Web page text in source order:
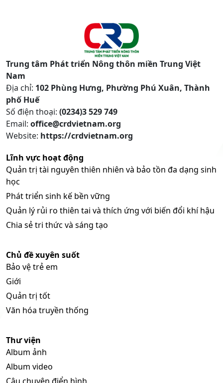
Trung tâm Phát triển Nông thôn miền Trung Việt
Nam
Địa chỉ: 102 Phùng Hưng, Phường Phú Xuân, Thành
phố Huế
Số điện thoại: (0234)3 529 749
Email: office@crdvietnam.org
Website: https://crdvietnam.org
Lĩnh vực hoạt động
Quản trị tài nguyên thiên nhiên và bảo tồn đa dạng sinh
học
Phát triển sinh kế bền vững
Quản lý rủi ro thiên tai và thích ứng với biến đổi khí hậu
Chia sẻ tri thức và sáng tạo
Chủ đề xuyên suốt
Bảo vệ trẻ em
Giới
Quản trị tốt
Văn hóa truyền thống
Thư viện
Album ảnh
Album video